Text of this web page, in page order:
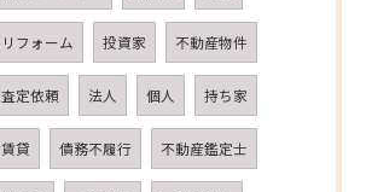
リフォーム 投資家 不動産物件
査定依頼 法人 個人 持ち家
賃貸 債務不履行 不動産鑑定士